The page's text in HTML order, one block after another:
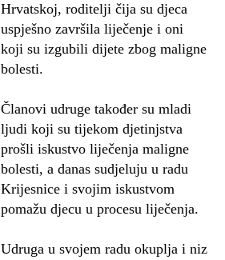
Hrvatskoj, roditelji čija su djeca
uspješno završila liječenje i oni
koji su izgubili dijete zbog maligne
bolesti.
Članovi udruge također su mladi
ljudi koji su tijekom djetinjstva
prošli iskustvo liječenja maligne
bolesti, a danas sudjeluju u radu
Krijesnice i svojim iskustvom
pomažu djecu u procesu liječenja.
Udruga u svojem radu okuplja i niz